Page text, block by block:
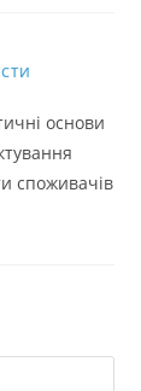
основи
споживачів